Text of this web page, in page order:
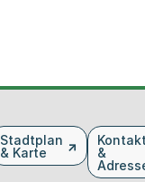
Stadtplan
& Karte
&